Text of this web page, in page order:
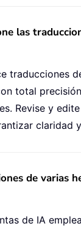
las
traducciones
total
Revise y
claridad
de varias
de IA